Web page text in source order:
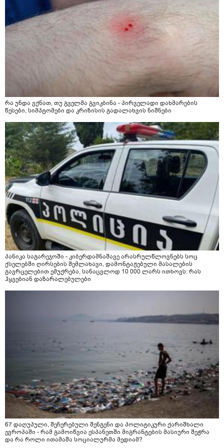
რა უნდა ვქნათ, თუ გველმა გვიკბინა - პირველადი დახმარების
წესები, სიმპტომები და კრიზისის გადალახვის ნიშნები
პანიკა საგარეჯოში - კიბერდამნაშავე არასრულწლოვნებს სოც
ქსელებში ღირსების შემლახავი, დამონტაჟებული მასალების
გავრცელებით ემუქრება, სანაცვლოდ 10 000 ლარს ითხოვს: რას
ჰყვებიან დაზარალებულები
67 დაღუპული, შეჩერებული შენგენი და პოლიტიკური ქარიშხალი
ევროპაში - რამ გამოიწვია ესპანეთში მიგრანტების მასიური შეჭრა
და რა როლი ითამაშა სოციალურმა მედიამ?